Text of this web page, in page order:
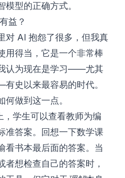
模型的正确方式。
益？
对 AI 抱怨了很多，但我真
用得当，它是一个非常棒
认为现在是学习——尤其
史以来最容易的时代。
何做到这一点。
，学生可以查看教师为编
准答案。回想一下数学课
书本最后面的答案。当
者想检查自己的答案时，